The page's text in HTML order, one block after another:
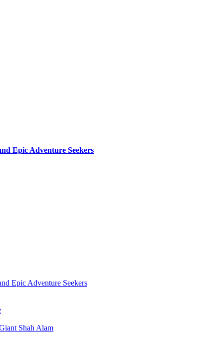
Epic Adventure Seekers
Epic Adventure Seekers
Shah Alam